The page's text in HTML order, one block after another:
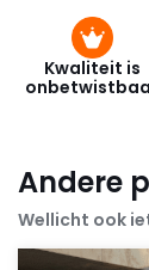
Kwaliteit is
Andere
Wellicht ook